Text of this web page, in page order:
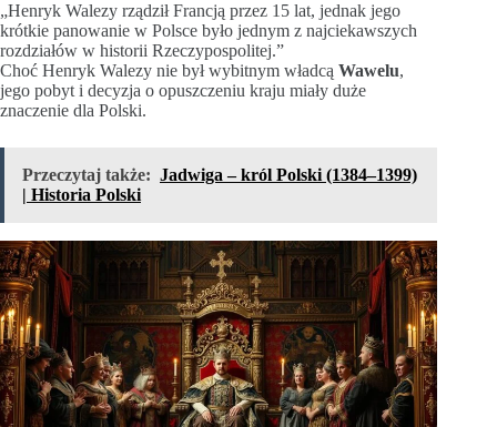
„Henryk Walezy rządził Francją przez 15 lat, jednak jego
krótkie panowanie w Polsce było jednym z najciekawszych
rozdziałów w historii Rzeczypospolitej.”
Choć Henryk Walezy nie był wybitnym władcą Wawelu,
jego pobyt i decyzja o opuszczeniu kraju miały duże
znaczenie dla Polski.
Przeczytaj także: Jadwiga – król Polski (1384–1399)
| Historia Polski